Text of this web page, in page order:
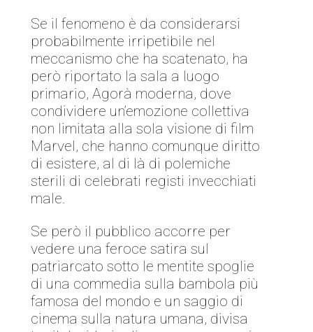
Se il fenomeno è da considerarsi
probabilmente irripetibile nel
meccanismo che ha scatenato, ha
però riportato la sala a luogo
primario, Agorà moderna, dove
condividere un’emozione collettiva
non limitata alla sola visione di film
Marvel, che hanno comunque diritto
di esistere, al di là di polemiche
sterili di celebrati registi invecchiati
male.
Se però il pubblico accorre per
vedere una feroce satira sul
patriarcato sotto le mentite spoglie
di una commedia sulla bambola più
famosa del mondo e un saggio di
cinema sulla natura umana, divisa